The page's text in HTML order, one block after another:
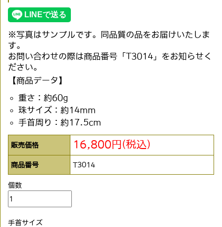
※写真はサンプルです。同品質の品をお届けいたしま
す。
お問い合わせの際は商品番号「T3014」をお知らせく
ださい。
【商品データ】
重さ：約60g
珠サイズ：約14mm
手首周り：約17.5cm
販売価格 16,800円(税込)
商品番号 T3014
個数
手首サイズ